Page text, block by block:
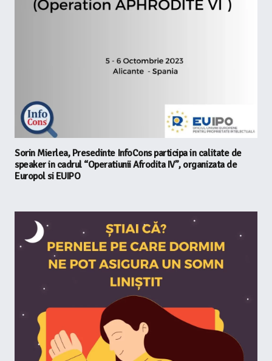
Sorin Mierlea, Presedinte InfoCons participa in calitate de
speaker in cadrul “Operatiunii Afrodita IV”, organizata de
Europol si EUIPO